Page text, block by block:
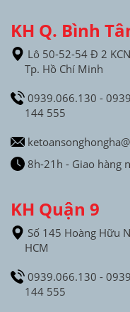
KH Q. Bình
Lô 50-52-54 Đ 2
Tp. Hồ Chí Minh
0939.066.130 -
144 555
8h-21h - Giao hàng
KH Quận 9
Số 145 Hoàng Hữu
HCM
0939.066.130 -
144 555